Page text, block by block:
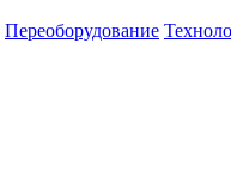
Переоборудование